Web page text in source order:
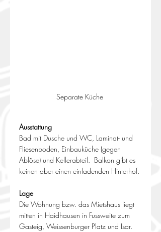
Separate Küche
Ausstattung
Bad mit Dusche und WC, Laminat- und
Fliesenboden, Einbauküche (gegen
Ablöse) und Kellerabteil.  Balkon gibt es
keinen aber einen einladenden Hinterhof.
Lage
Die Wohnung bzw. das Mietshaus liegt
mitten in Haidhausen in Fussweite zum
Gasteig, Weissenburger Platz und Isar.